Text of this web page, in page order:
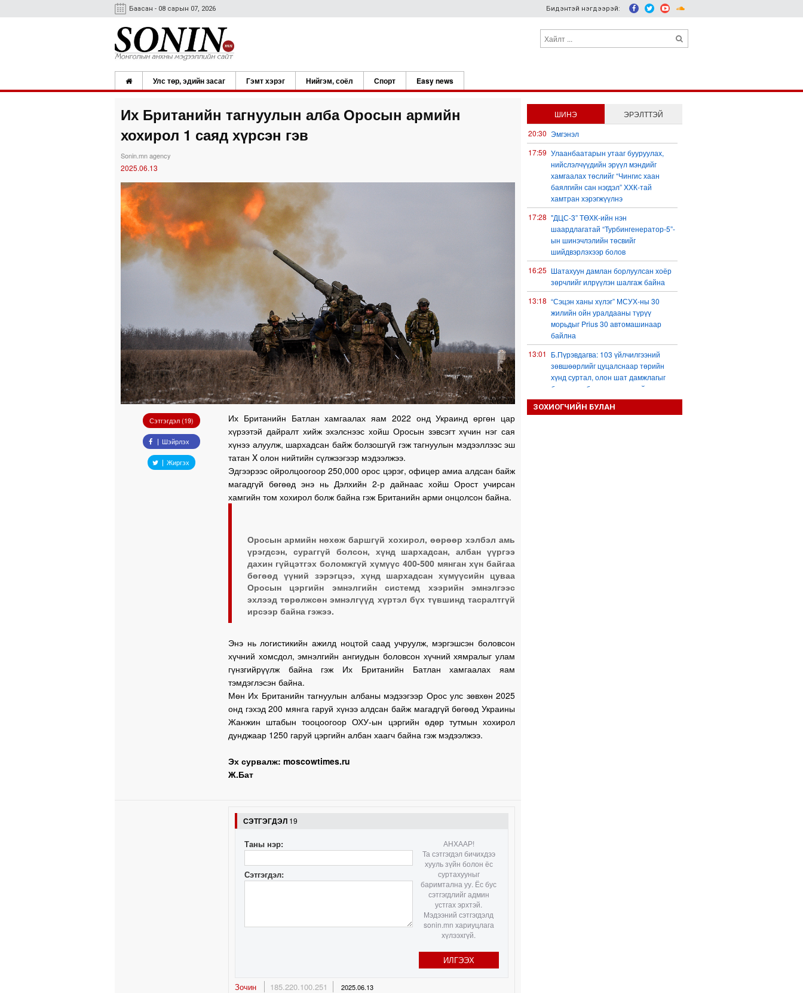
Баасан - 08 сарын 07, 2026 Бидэнтэй нэгдээрэй:
Улс төр, эдийн засаг Гэмт хэрэг Нийгэм, соёл Спорт Easy news
Их Британийн тагнуулын алба Оросын армийн
хохирол 1 саяд хүрсэн гэв
Sonin.mn agency
2025.06.13
Сэтгэгдэл (19)
Шэйрлэх
Жиргэх
Их Британийн Батлан хамгаалах яам 2022 онд Украинд өргөн цар
хүрээтэй дайралт хийж эхэлснээс хойш Оросын зэвсэгт хүчин нэг сая
хүнээ алуулж, шархадсан байж болзошгүй гэж тагнуулын мэдээллээс эш
татан X олон нийтийн сүлжээгээр мэдээлжээ.
Эдгээрээс ойролцоогоор 250,000 орос цэрэг, офицер амиа алдсан байж
магадгүй бөгөөд энэ нь Дэлхийн 2-р дайнаас хойш Орост учирсан
хамгийн том хохирол болж байна гэж Британийн арми онцолсон байна.
Оросын армийн нөхөж баршгүй хохирол, өөрөөр хэлбэл амь
үрэгдсэн, сураггүй болсон, хүнд шархадсан, албан үүргээ
дахин гүйцэтгэх боломжгүй хүмүүс 400-500 мянган хүн байгаа
бөгөөд үүний зэрэгцээ, хүнд шархадсан хүмүүсийн цуваа
Оросын цэргийн эмнэлгийн системд хээрийн эмнэлгээс
эхлээд төрөлжсөн эмнэлгүүд хүртэл бүх түвшинд тасралтгүй
ирсээр байна гэжээ.
Энэ нь логистикийн ажилд ноцтой саад учруулж, мэргэшсэн боловсон
хүчний хомсдол, эмнэлгийн ангиудын боловсон хүчний хямралыг улам
гүнзгийрүүлж байна гэж Их Британийн Батлан хамгаалах яам
тэмдэглэсэн байна.
Мөн Их Британийн тагнуулын албаны мэдээгээр Орос улс зөвхөн 2025
онд гэхэд 200 мянга гаруй хүнээ алдсан байж магадгүй бөгөөд Украины
Жанжин штабын тооцоогоор ОХУ-ын цэргийн өдөр тутмын хохирол
дунджаар 1250 гаруй цэргийн албан хаагч байна гэж мэдээлжээ.
Эх сурвалж: moscowtimes.ru
Ж.Бат
СЭТГЭГДЭЛ 19
Таны нэр:
Сэтгэгдэл:
АНХААР!
Та сэтгэгдэл бичихдээ
хууль зүйн болон ёс
суртахууныг
баримтална уу. Ёс бус
сэтгэгдлийг админ
устгах эрхтэй.
Мэдээний сэтгэгдэлд
sonin.mn хариуцлага
хүлээхгүй.
ИЛГЭЭХ
Зочин 185.220.100.251 2025.06.13
ШИНЭ
ЭРЭЛТТЭЙ
20:30 Эмгэнэл
17:59 Улаанбаатарын утааг бууруулах,
нийслэлчүүдийн эрүүл мэндийг
хамгаалах төслийг “Чингис хаан
баялгийн сан нэгдэл” ХХК-тай
хамтран хэрэгжүүлнэ
17:28 "ДЦС-3” ТӨХК-ийн нэн
шаардлагатай “Турбингенератор-5”-
ын шинэчлэлийн төсвийг
шийдвэрлэхээр болов
16:25 Шатахуун дамлан борлуулсан хоёр
зөрчлийг илрүүлэн шалгаж байна
13:18 “Сэцэн ханы хүлэг” МСУХ-ны 30
жилийн ойн уралдааны түрүү
морьдыг Prius 30 автомашинаар
байлна
13:01 Б.Пүрэвдагва: 103 үйлчилгээний
зөвшөөрлийг цуцалснаар төрийн
хүнд суртал, олон шат дамжлагыг
бууруулж, бизнесээ саадгүй
өргөжүүлэх боломжтой боллоо
12:38
ЗОХИОГЧИЙН БУЛАН